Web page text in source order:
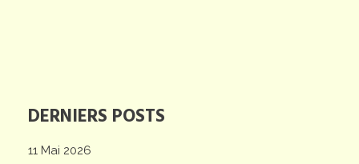
DERNIERS POSTS
11 Mai 2026